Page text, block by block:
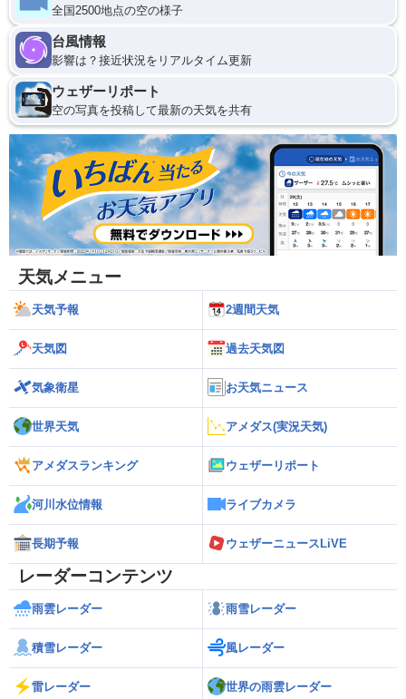
全国2500地点の空の様子
台風情報
影響は？接近状況をリアルタイム更新
ウェザーリポート
空の写真を投稿して最新の天気を共有
天気メニュー
天気予報 2週間天気
天気図 過去天気図
気象衛星 お天気ニュース
世界天気 アメダス(実況天気)
アメダスランキング ウェザーリポート
河川水位情報 ライブカメラ
長期予報 ウェザーニュースLiVE
レーダーコンテンツ
雨雲レーダー 雨雪レーダー
積雪レーダー 風レーダー
雷レーダー 世界の雨雲レーダー